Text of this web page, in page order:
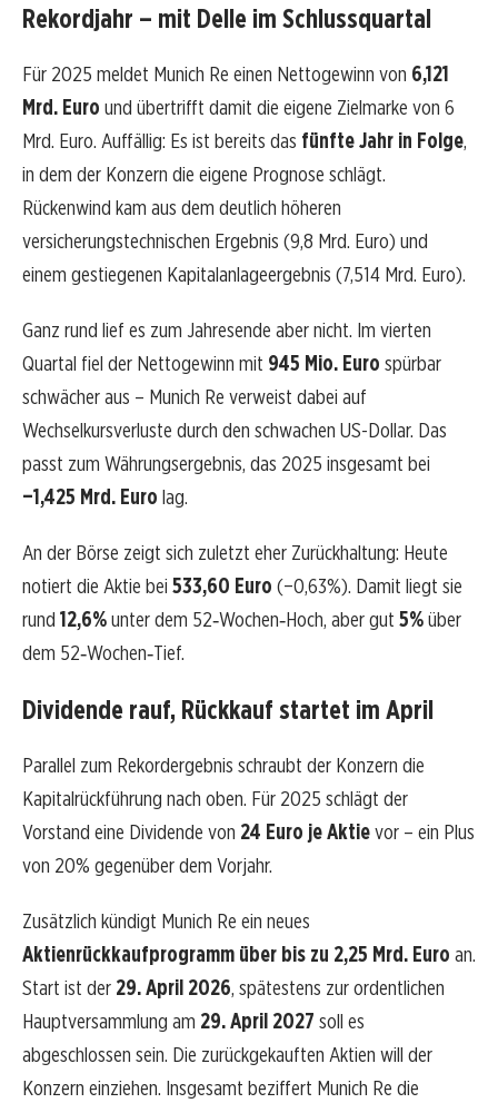
Rekordjahr – mit Delle im Schlussquartal
Für 2025 meldet Munich Re einen Nettogewinn von 6,121
Mrd. Euro und übertrifft damit die eigene Zielmarke von 6
Mrd. Euro. Auffällig: Es ist bereits das fünfte Jahr in Folge,
in dem der Konzern die eigene Prognose schlägt.
Rückenwind kam aus dem deutlich höheren
versicherungstechnischen Ergebnis (9,8 Mrd. Euro) und
einem gestiegenen Kapitalanlageergebnis (7,514 Mrd. Euro).
Ganz rund lief es zum Jahresende aber nicht. Im vierten
Quartal fiel der Nettogewinn mit 945 Mio. Euro spürbar
schwächer aus – Munich Re verweist dabei auf
Wechselkursverluste durch den schwachen US-Dollar. Das
passt zum Währungsergebnis, das 2025 insgesamt bei
−1,425 Mrd. Euro lag.
An der Börse zeigt sich zuletzt eher Zurückhaltung: Heute
notiert die Aktie bei 533,60 Euro (−0,63%). Damit liegt sie
rund 12,6%unter dem 52‑Wochen‑Hoch, aber gut 5%über
dem 52‑Wochen‑Tief.
Dividende rauf, Rückkauf startet im April
Parallel zum Rekordergebnis schraubt der Konzern die
Kapitalrückführung nach oben. Für 2025 schlägt der
Vorstand eine Dividende von 24 Euro je Aktievor – ein Plus
von 20% gegenüber dem Vorjahr.
Zusätzlich kündigt Munich Re ein neues
Aktienrückkaufprogramm über bis zu 2,25 Mrd. Euro an.
Start ist der 29. April 2026, spätestens zur ordentlichen
Hauptversammlung am 29. April 2027 soll es
abgeschlossen sein. Die zurückgekauften Aktien will der
Konzern einziehen. Insgesamt beziffert Munich Re die